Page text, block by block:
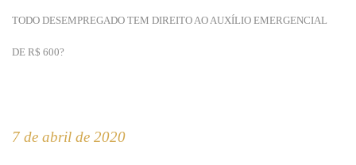
TODO DESEMPREGADO TEM DIREITO AO AUXÍLIO EMERGENCIAL
DE R$ 600?
7 de abril de 2020